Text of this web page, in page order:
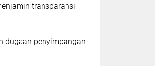
transparansi
dugaan penyimpangan